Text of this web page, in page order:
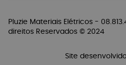
Pluzie Materiais Elétricos -
direitos Reservados © 2024
Site